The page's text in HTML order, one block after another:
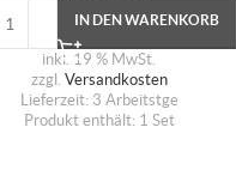
IN DEN WARENKORB
inkl. 19 % MwSt.
zzgl. Versandkosten
Lieferzeit: 3 Arbeitstge
Produkt enthält: 1 Set